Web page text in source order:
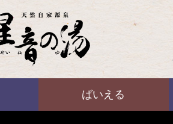
ばいえる
ばいえる